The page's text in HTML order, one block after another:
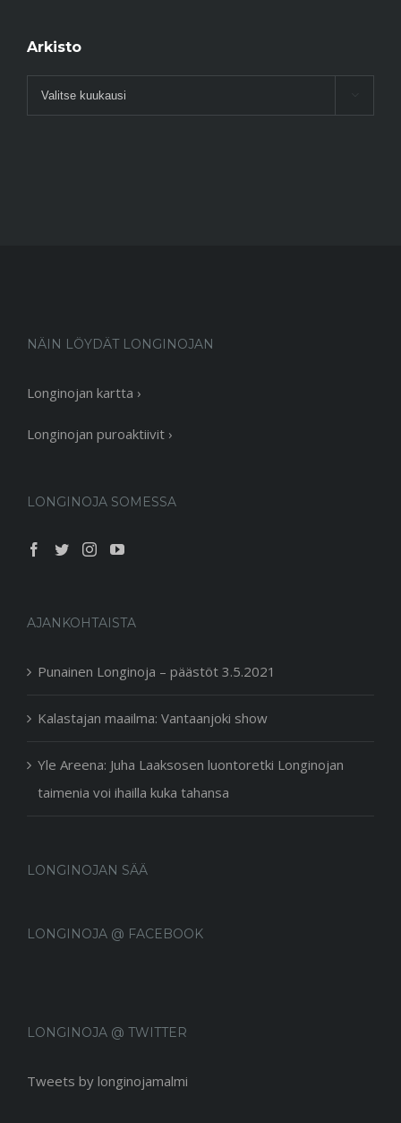
Arkisto
Arkisto
NÄIN LÖYDÄT LONGINOJAN
Longinojan kartta ›
Longinojan puroaktiivit ›
LONGINOJA SOMESSA
AJANKOHTAISTA
Punainen Longinoja – päästöt 3.5.2021
Kalastajan maailma: Vantaanjoki show
Yle Areena: Juha Laaksosen luontoretki Longinojan
taimenia voi ihailla kuka tahansa
LONGINOJAN SÄÄ
LONGINOJA @ FACEBOOK
LONGINOJA @ TWITTER
Tweets by longinojamalmi